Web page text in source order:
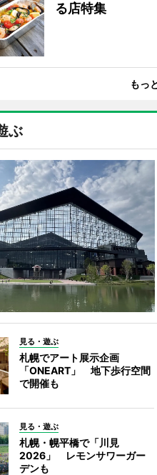
る店特集
もっ
ぶ
見る・遊ぶ
札幌でアート展示企画
「ONEART」 地下歩行空間
で開催も
見る・遊ぶ
札幌・幌平橋で「川見
2026」 レモンサワーガー
デンも